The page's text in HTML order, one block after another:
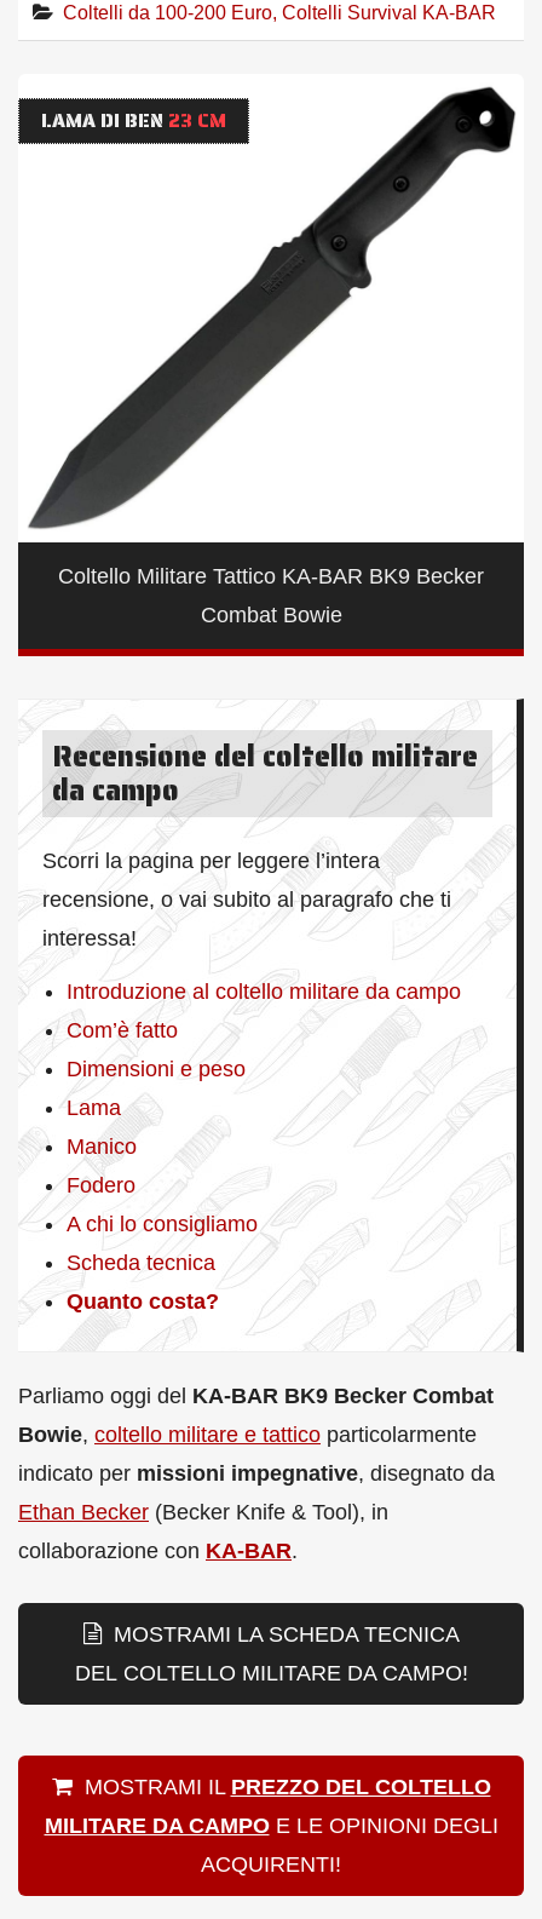
Coltelli da 100-200 Euro, Coltelli Survival KA-BAR
LAMA DI BEN 23 CM
Coltello Militare Tattico KA-BAR BK9 Becker
Combat Bowie
Recensione del coltello militare
da campo
Scorri la pagina per leggere l’intera
recensione, o vai subito al paragrafo che ti
interessa!
Introduzione al coltello militare da campo
Com’è fatto
Dimensioni e peso
Lama
Manico
Fodero
A chi lo consigliamo
Scheda tecnica
Quanto costa?
Parliamo oggi del KA-BAR BK9 Becker Combat
Bowie, coltello militare e tattico particolarmente
indicato per missioni impegnative, disegnato da
Ethan Becker (Becker Knife & Tool), in
collaborazione con KA-BAR.
MOSTRAMI LA SCHEDA TECNICA
DEL COLTELLO MILITARE DA CAMPO!
MOSTRAMI IL PREZZO DEL COLTELLO
MILITARE DA CAMPOE LE OPINIONI DEGLI
ACQUIRENTI!